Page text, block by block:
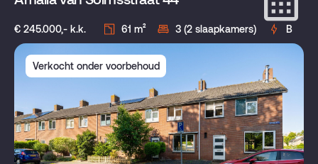
€ 245.000,- k.k. 61 m² 3 (2 slaapkamers) B
Verkocht onder voorbehoud